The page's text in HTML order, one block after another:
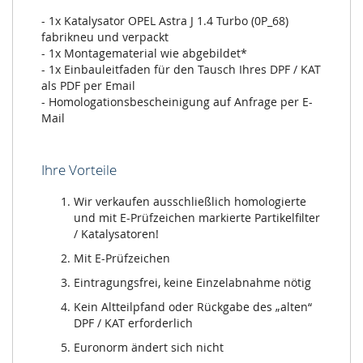
- 1x Katalysator OPEL Astra J 1.4 Turbo (0P_68)
fabrikneu und verpackt
- 1x Montagematerial wie abgebildet*
- 1x Einbauleitfaden für den Tausch Ihres DPF / KAT
als PDF per Email
- Homologationsbescheinigung auf Anfrage per E-
Mail
Ihre Vorteile
Wir verkaufen ausschließlich homologierte
und mit E-Prüfzeichen markierte Partikelfilter
/ Katalysatoren!
Mit E-Prüfzeichen
Eintragungsfrei, keine Einzelabnahme nötig
Kein Altteilpfand oder Rückgabe des „alten“
DPF / KAT erforderlich
Euronorm ändert sich nicht